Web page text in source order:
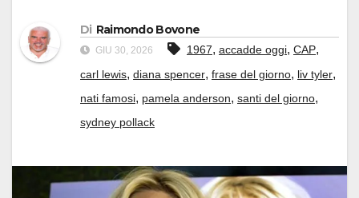
Di Raimondo Bovone
GIU 30, 2026 1967, accadde oggi, CAP,
carl lewis, diana spencer, frase del giorno, liv tyler,
nati famosi, pamela anderson, santi del giorno,
sydney pollack